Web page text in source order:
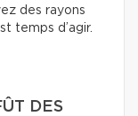
des rayons
temps d’agir.
DES